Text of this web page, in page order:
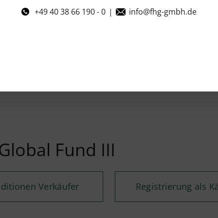
+49 40 38 66 190 - 0 | info@fhg-gmbh.de
Fund III
Verkäufer Registrierung als